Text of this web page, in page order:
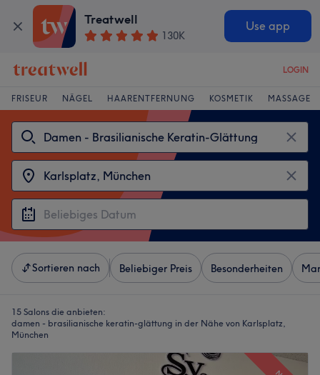
Treatwell
130K
Use app
LOGIN
FRISEUR NÄGEL HAARENTFERNUNG KOSMETIK MASSAGE
Sortieren nach Beliebiger Preis Besonderheiten
15 Salons die anbieten:
damen - brasilianische keratin-glättung in der Nähe von Karlsplatz,
München